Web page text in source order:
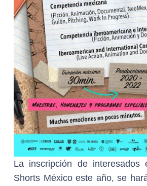
La inscripción de interesados
Shorts México este año, se